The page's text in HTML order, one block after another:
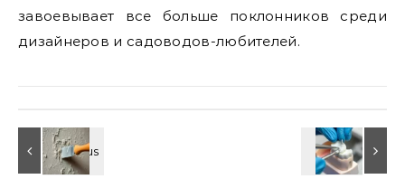
завоевывает все больше поклонников среди
дизайнеров и садоводов-любителей.